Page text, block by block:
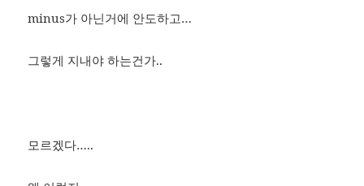
minus가 아닌거에 안도하고…
그렇게 지내야 하는건가..
모르겠다…..